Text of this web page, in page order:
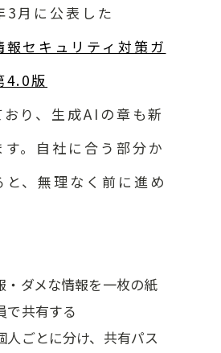
3月に公表した
報セキュリティ対策ガ
4.0版
おり、生成AIの章も新
。自社に合う部分か
と、無理なく前に進め
・ダメな情報を一枚の紙
で共有する
人ごとに分け、共有パス